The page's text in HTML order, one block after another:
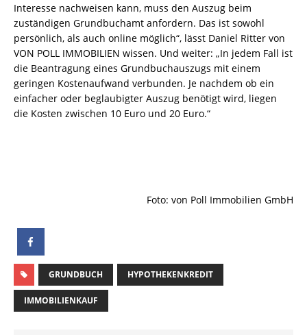
Interesse nachweisen kann, muss den Auszug beim
zuständigen Grundbuchamt anfordern. Das ist sowohl
persönlich, als auch online möglich“, lässt Daniel Ritter von
VON POLL IMMOBILIEN wissen. Und weiter: „In jedem Fall ist
die Beantragung eines Grundbuchauszugs mit einem
geringen Kostenaufwand verbunden. Je nachdem ob ein
einfacher oder beglaubigter Auszug benötigt wird, liegen
die Kosten zwischen 10 Euro und 20 Euro.“
Foto: von Poll Immobilien GmbH
GRUNDBUCH HYPOTHEKENKREDIT
IMMOBILIENKAUF